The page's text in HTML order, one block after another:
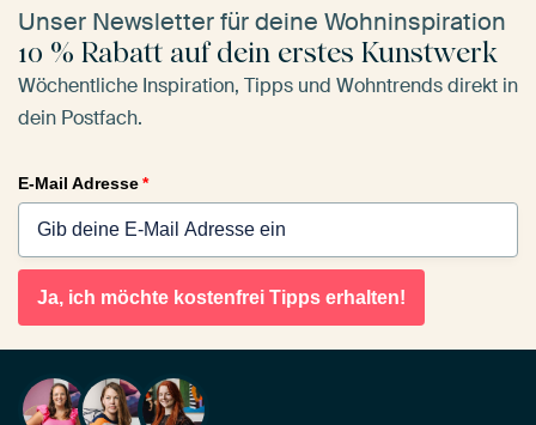
Unser Newsletter für deine Wohninspiration
10 % Rabatt auf dein erstes Kunstwerk
Wöchentliche Inspiration, Tipps und Wohntrends direkt in
dein Postfach.
E-Mail Adresse*
Ja, ich möchte kostenfrei Tipps erhalten!